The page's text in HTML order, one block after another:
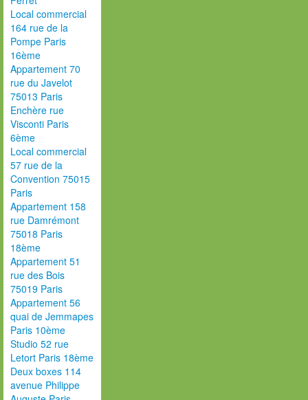
Local commercial
164 rue de la
Pompe Paris
16ème
Appartement 70
rue du Javelot
75013 Paris
Enchère rue
Visconti Paris
6ème
Local commercial
57 rue de la
Convention 75015
Paris
Appartement 158
rue Damrémont
75018 Paris
18ème
Appartement 51
rue des Bois
75019 Paris
Appartement 56
quai de Jemmapes
Paris 10ème
Studio 52 rue
Letort Paris 18ème
Deux boxes 114
avenue Philippe